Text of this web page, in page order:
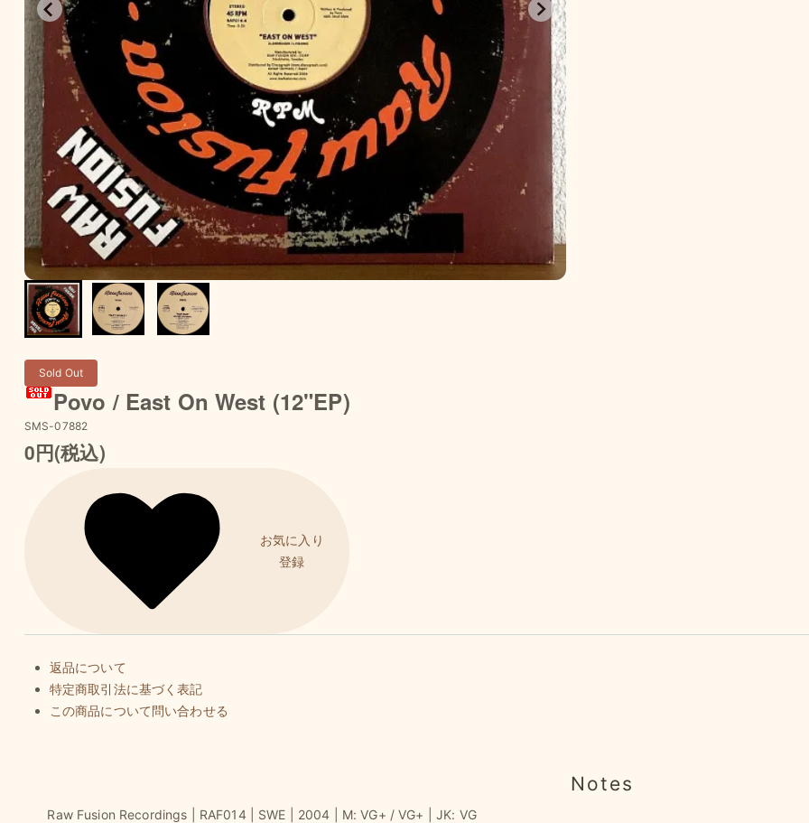
Sold Out
Povo / East On West (12"EP)
SMS-07882
0円(税込)
お気に入り
登録
返品について
特定商取引法に基づく表記
この商品について問い合わせる
Notes
Raw Fusion Recordings | RAF014 | SWE | 2004 | M: VG+ / VG+ | JK: VG